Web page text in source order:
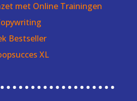
met Online Trainingen
Bestseller
XL